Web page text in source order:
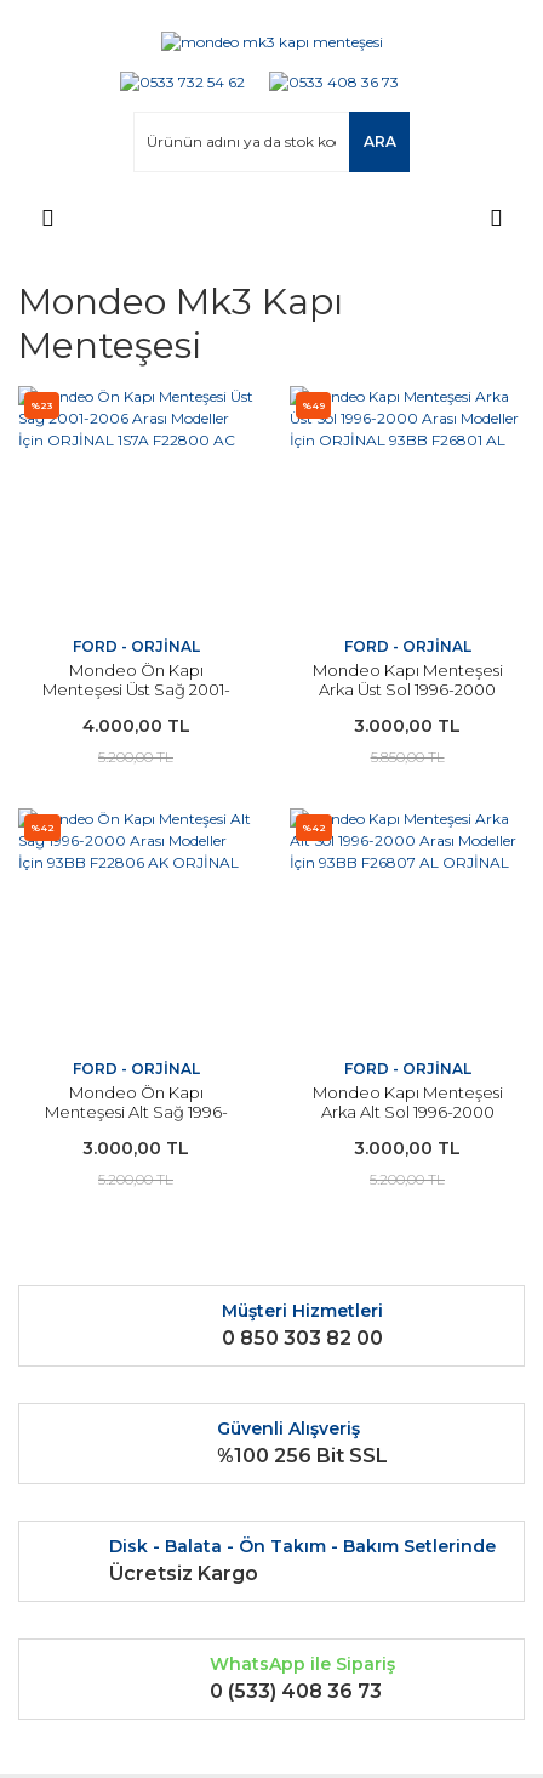
ARA
Mondeo Mk3 Kapı
Menteşesi
%23
FORD - ORJİNAL
Mondeo Ön Kapı
Menteşesi Üst Sağ 2001-
ORJİNAL 1S7A F22800 AC
4.000,00 TL
5.200,00 TL
%49
FORD - ORJİNAL
Mondeo Kapı Menteşesi
Arka Üst Sol 1996-2000
ORJİNAL 93BB F26801 AL
3.000,00 TL
5.850,00 TL
%42
FORD - ORJİNAL
Mondeo Ön Kapı
Menteşesi Alt Sağ 1996-
93BB F22806 AK ORJİNAL
3.000,00 TL
5.200,00 TL
%42
FORD - ORJİNAL
Mondeo Kapı Menteşesi
Arka Alt Sol 1996-2000
F26807 AL ORJİNAL
3.000,00 TL
5.200,00 TL
Müşteri Hizmetleri
0 850 303 82 00
Güvenli Alışveriş
%100 256 Bit SSL
Disk - Balata - Ön Takım - Bakım Setlerinde
Ücretsiz Kargo
WhatsApp ile Sipariş
0 (533) 408 36 73